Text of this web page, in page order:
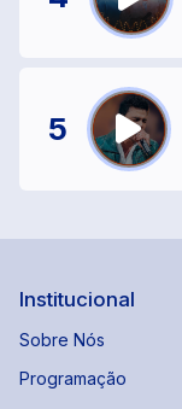
5
Institucional
Sobre Nós
Programação